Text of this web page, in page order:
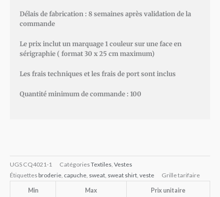
Délais de fabrication : 8 semaines après validation de la
commande
Le prix inclut un marquage 1 couleur sur une face en
sérigraphie ( format 30 x 25 cm maximum)
Les frais techniques et les frais de port sont inclus
Quantité minimum de commande : 100
UGS CQ4021-1 CatégoriesTextiles, Vestes
Étiquettesbroderie, capuche, sweat, sweat shirt, veste Grille tarifaire
Min Max Prix unitaire